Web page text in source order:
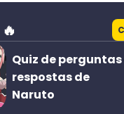
Quiz de perguntas
respostas de
Naruto